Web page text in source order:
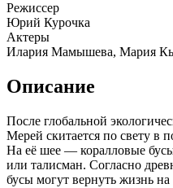
Режиссер
Юрий Курочка
Актеры
Илария Мамышева, Мария
Описание
После глобальной
Мерей скитается по свету в
На её шее — коралловые
или талисман. Согласно
бусы могут вернуть жизнь